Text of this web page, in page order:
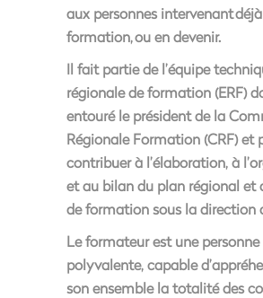
aux personnes intervenant
formation, ou en devenir.
Il fait partie de l’équipe
régionale de formation (ERF)
entouré le président de la
Régionale Formation (CRF) et
contribuer à l’élaboration, à
et au bilan du plan régional et
de formation sous la direction
Le formateur est une personne
polyvalente, capable
son ensemble la totalité des